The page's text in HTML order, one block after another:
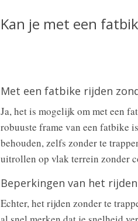
Kan je met een
Met een fatbike rijden
Ja, het is mogelijk om met een
robuuste frame van een fatbike
behouden, zelfs zonder te
uitrollen op vlak terrein zonder
Beperkingen van het
Echter, het rijden zonder te